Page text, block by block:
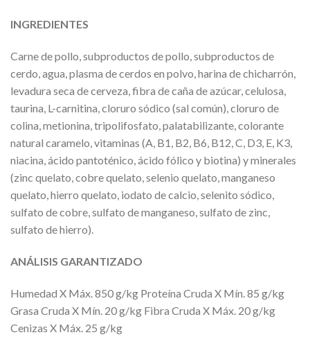
INGREDIENTES
Carne de pollo, subproductos de pollo, subproductos de
cerdo, agua, plasma de cerdos en polvo, harina de chicharrón,
levadura seca de cerveza, fibra de caña de azúcar, celulosa,
taurina, L-carnitina, cloruro sódico (sal común), cloruro de
colina, metionina, tripolifosfato, palatabilizante, colorante
natural caramelo, vitaminas (A, B1, B2, B6, B12, C, D3, E, K3,
niacina, ácido pantoténico, ácido fólico y biotina) y minerales
(zinc quelato, cobre quelato, selenio quelato, manganeso
quelato, hierro quelato, iodato de calcio, selenito sódico,
sulfato de cobre, sulfato de manganeso, sulfato de zinc,
sulfato de hierro).
ANÁLISIS GARANTIZADO
Humedad X Máx. 850 g/kg Proteína Cruda X Mín. 85 g/kg
Grasa Cruda X Mín. 20 g/kg Fibra Cruda X Máx. 20 g/kg
Cenizas X Máx. 25 g/kg